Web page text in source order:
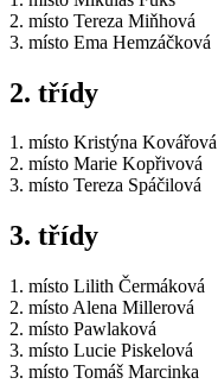
2. místo Tereza Miňhová
3. místo Ema Hemzáčková
2. třídy
1. místo Kristýna Kovářová
2. místo Marie Kopřivová
3. místo Tereza Spáčilová
3. třídy
1. místo Lilith Čermáková
2. místo Alena Millerová
2. místo Pawlaková
3. místo Lucie Piskelová
3. místo Tomáš Marcinka